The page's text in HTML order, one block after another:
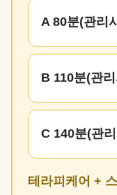
A 80분(관리
B 110분(관
C 140분(관
테라피케어 +